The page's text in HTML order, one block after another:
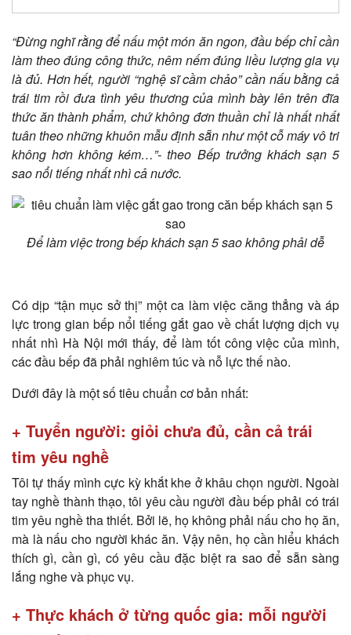
“Đừng nghĩ rằng để nấu một món ăn ngon, đầu bếp chỉ cần
làm theo đúng công thức, nêm nếm đúng liều lượng gia vụ
là đủ. Hơn hết, người “nghệ sĩ cầm chảo” cần nấu bằng cả
trái tim rồi đưa tình yêu thương của mình bày lên trên đĩa
thức ăn thành phẩm, chứ không đơn thuần chỉ là nhất nhất
tuân theo những khuôn mẫu định sẵn như một cỗ máy vô tri
không hơn không kém…”- theo Bếp trưởng khách sạn 5
sao nổi tiếng nhất nhì cả nước.
Để làm việc trong bếp khách sạn 5 sao không phải dễ
Có dịp “tận mục sở thị” một ca làm việc căng thẳng và áp
lực trong gian bếp nổi tiếng gắt gao về chất lượng dịch vụ
nhất nhì Hà Nội mới thấy, để làm tốt công việc của mình,
các đầu bếp đã phải nghiêm túc và nỗ lực thế nào.
Dưới đây là một số tiêu chuẩn cơ bản nhất:
+ Tuyển người: giỏi chưa đủ, cần cả trái
tim yêu nghề
Tôi tự thấy mình cực kỳ khắt khe ở khâu chọn người. Ngoài
tay nghề thành thạo, tôi yêu cầu người đầu bếp phải có trái
tim yêu nghề tha thiết. Bởi lẽ, họ không phải nấu cho họ ăn,
mà là nấu cho người khác ăn. Vậy nên, họ cần hiểu khách
thích gì, cần gì, có yêu cầu đặc biệt ra sao để sẵn sàng
lắng nghe và phục vụ.
+ Thực khách ở từng quốc gia: mỗi người